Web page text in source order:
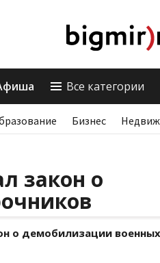
Все категории
Бизнес
закон о
о демобилизации